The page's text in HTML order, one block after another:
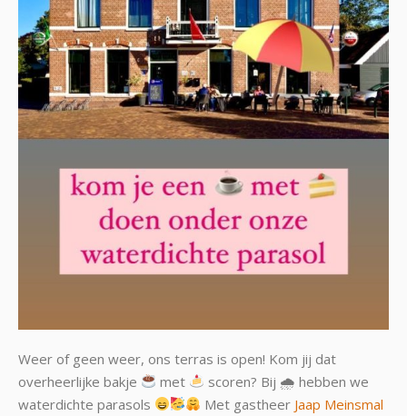
Weer of geen weer, ons terras is open! Kom jij dat
overheerlijke bakje
met
scoren? Bij 🌧 hebben we
waterdichte parasols
Met gastheer Jaap Meinsmal